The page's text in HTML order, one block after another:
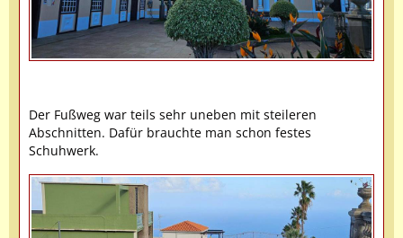
Der Fußweg war teils sehr uneben mit steileren
Abschnitten. Dafür brauchte man schon festes
Schuhwerk.